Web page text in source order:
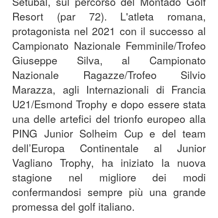
Resort (par 72). L'atleta romana,
protagonista nel 2021 con il successo al
Campionato Nazionale Femminile/Trofeo
Giuseppe Silva, al Campionato
Nazionale Ragazze/Trofeo Silvio
Marazza, agli Internazionali di Francia
U21/Esmond Trophy e dopo essere stata
una delle artefici del trionfo europeo alla
PING Junior Solheim Cup e del team
dell’Europa Continentale al Junior
Vagliano Trophy, ha iniziato la nuova
stagione nel migliore dei modi
confermandosi sempre più una grande
promessa del golf italiano.